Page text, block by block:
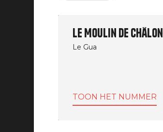
Le Moulin de
Le Gua
TOON HET NUMMER